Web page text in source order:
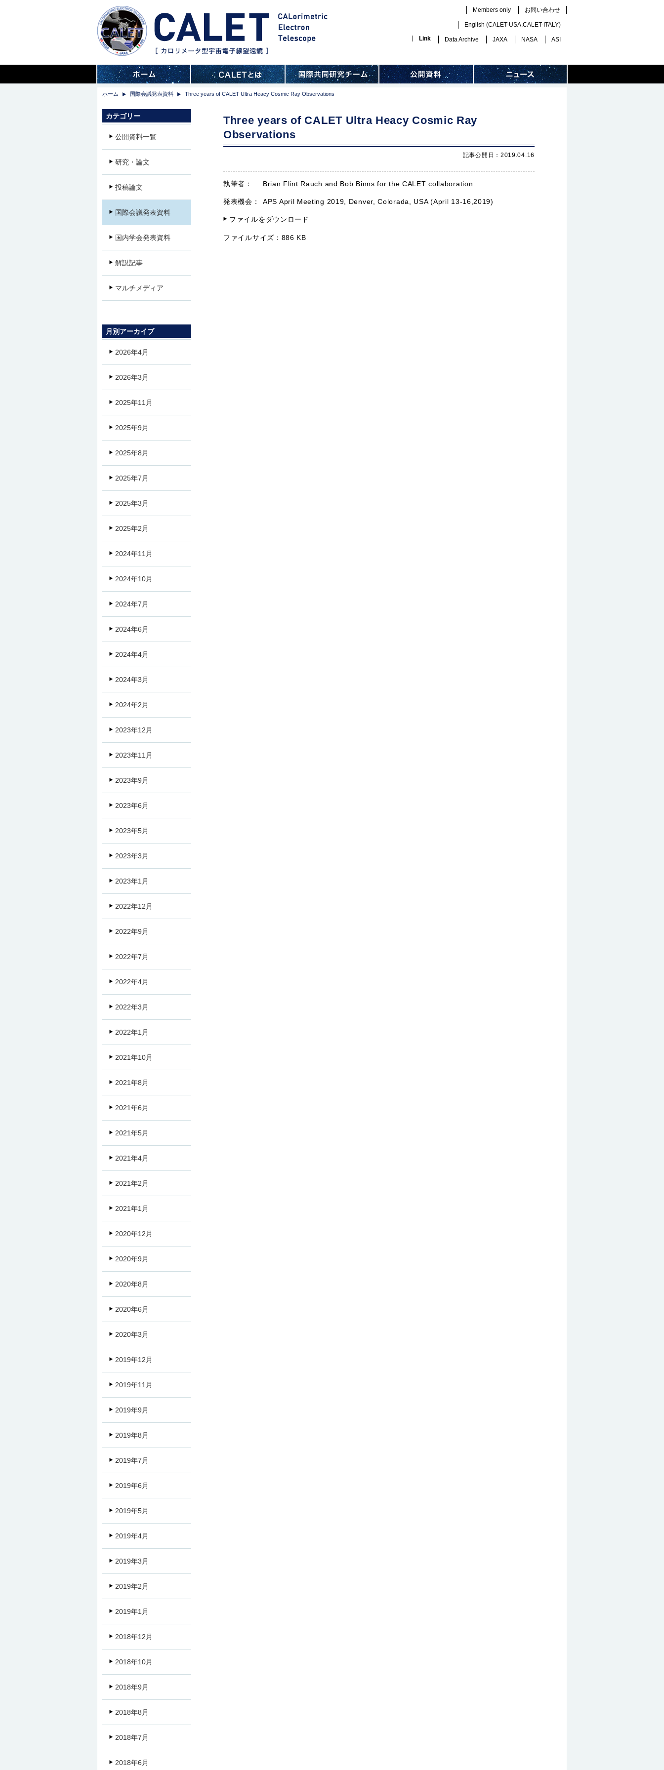
Members only お問い合わせ
English (CALET-USA,CALET-ITALY)
Link
Data Archive JAXA NASA ASI
ホーム 国際会議発表資料 Three years of CALET Ultra Heacy Cosmic Ray Observations
Three years of CALET Ultra Heacy Cosmic Ray
Observations
記事公開日：2019.04.16
執筆者： Brian Flint Rauch and Bob Binns for the CALET collaboration
発表機会： APS April Meeting 2019, Denver, Colorada, USA (April 13-16,2019)
ファイルをダウンロード
ファイルサイズ： 886 KB
カテゴリー
公開資料一覧
研究・論文
投稿論文
国際会議発表資料
国内学会発表資料
解説記事
マルチメディア
月別アーカイブ
2026年4月
2026年3月
2025年11月
2025年9月
2025年8月
2025年7月
2025年3月
2025年2月
2024年11月
2024年10月
2024年7月
2024年6月
2024年4月
2024年3月
2024年2月
2023年12月
2023年11月
2023年9月
2023年6月
2023年5月
2023年3月
2023年1月
2022年12月
2022年9月
2022年7月
2022年4月
2022年3月
2022年1月
2021年10月
2021年8月
2021年6月
2021年5月
2021年4月
2021年2月
2021年1月
2020年12月
2020年9月
2020年8月
2020年6月
2020年3月
2019年12月
2019年11月
2019年9月
2019年8月
2019年7月
2019年6月
2019年5月
2019年4月
2019年3月
2019年2月
2019年1月
2018年12月
2018年10月
2018年9月
2018年8月
2018年7月
2018年6月